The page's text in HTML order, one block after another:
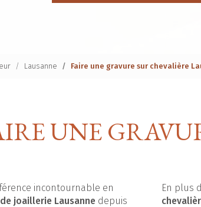
Lausanne Faire une gravure sur chevalière
UNE
incontournable en
joaillerie Lausanne depuis
En plus